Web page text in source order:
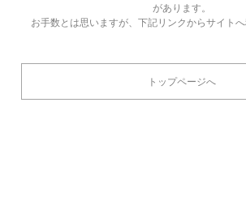
があります。
お手数とは思いますが、下記リンクからサイトへ
トップページへ